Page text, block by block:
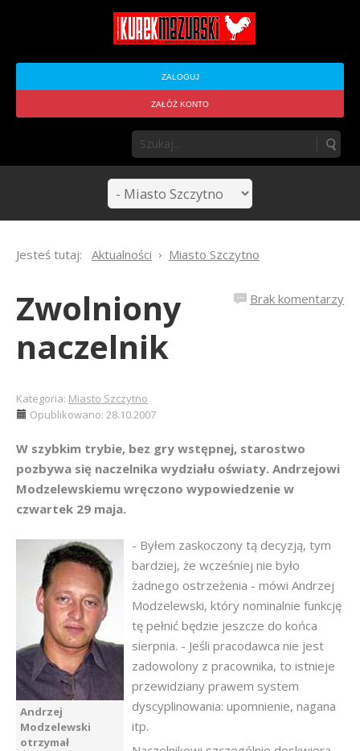
ZALOGUJ
ZAŁÓŻ KONTO
Jesteś tutaj: Aktualności Miasto Szczytno
Brak komentarzy
Zwolniony
naczelnik
Kategoria: Miasto Szczytno
Opublikowano: 28.10.2007
W szybkim trybie, bez gry wstępnej, starostwo
pozbywa się naczelnika wydziału oświaty. Andrzejowi
Modzelewskiemu wręczono wypowiedzenie w
czwartek 29 maja.
Andrzej
Modzelewski
otrzymał
- Byłem zaskoczony tą decyzją, tym
bardziej, że wcześniej nie było
żadnego ostrzeżenia - mówi Andrzej
Modzelewski, który nominalnie funkcję
tę pełnić będzie jeszcze do końca
sierpnia. - Jeśli pracodawca nie jest
zadowolony z pracownika, to istnieje
przewidziany prawem system
dyscyplinowania: upomnienie, nagana
itp.